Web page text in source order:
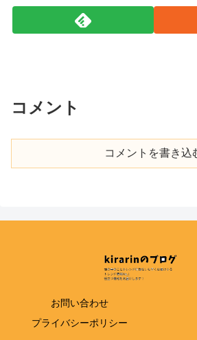
コメント
コメントを書き込
お問い合わせ
プライバシーポリシー